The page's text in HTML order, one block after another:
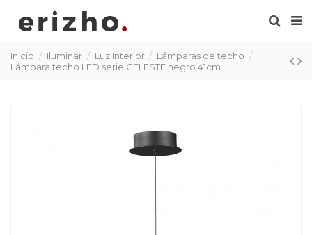
Inicio Iluminar Luz Interior
Lámparas de techo
Lámpara techo LED serie CELESTE negro 41cm